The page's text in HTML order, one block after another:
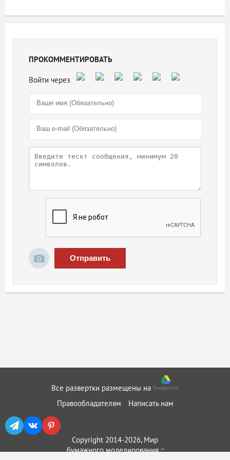
ПРОКОММЕНТИРОВАТЬ
Отправить
Все развертки размещены на
Правообладателям
Написать нам
Copyright 2014-2026, Мир
бумажного моделирования ::